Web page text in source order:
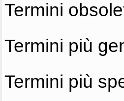
Termini
Termini più
Termini più